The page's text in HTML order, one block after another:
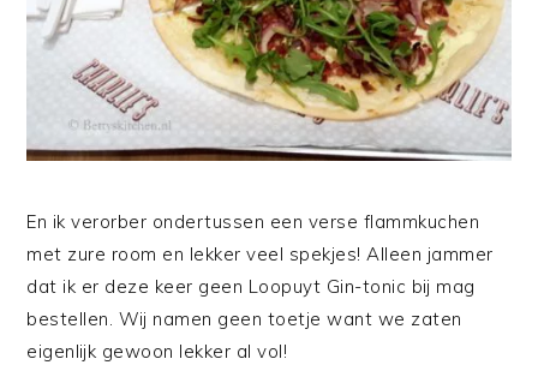
En ik verorber ondertussen een verse flammkuchen
met zure room en lekker veel spekjes! Alleen jammer
dat ik er deze keer geen Loopuyt Gin-tonic bij mag
bestellen. Wij namen geen toetje want we zaten
eigenlijk gewoon lekker al vol!